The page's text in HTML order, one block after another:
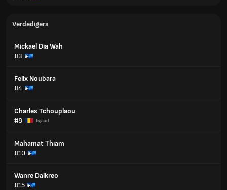
Verdedigers
Mickael Dia Wah
#3
Felix Noubara
#4
Charles Tchouplaou
#8
Tsjaad
Mahamat Thiam
#10
Wanre Daikreo
#15